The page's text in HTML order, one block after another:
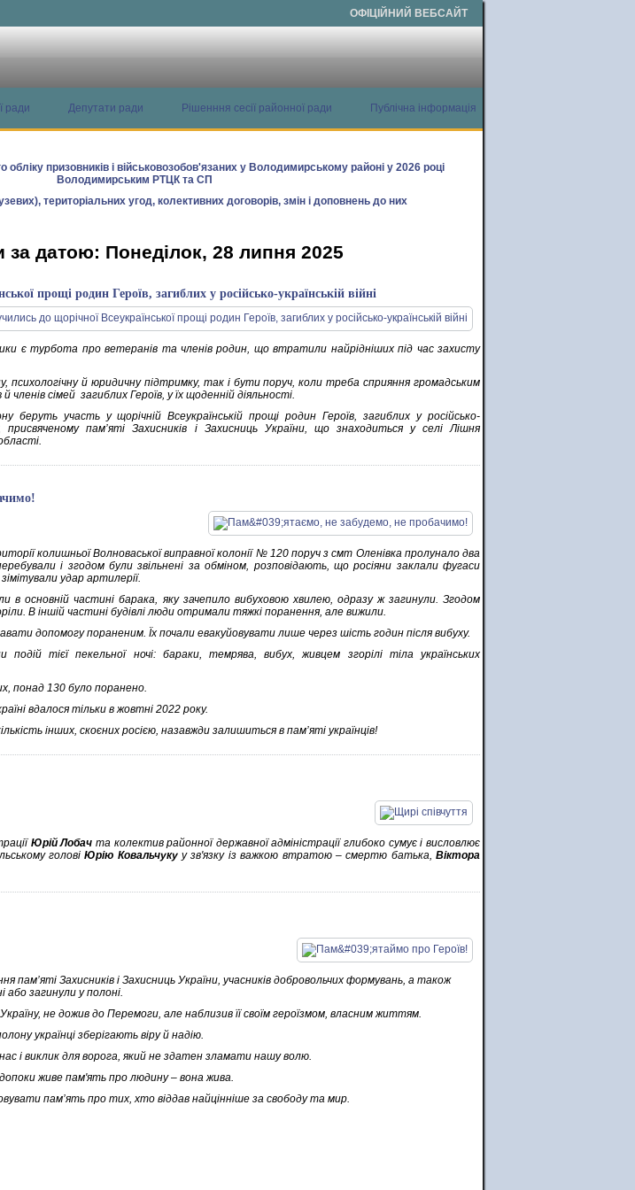
ОФІЦІЙНИЙ ВЕБСАЙТ
ради Депутати ради Рішенння сесії районної ради
Публічна інформація
обліку призовників і військовозобов'язаних у Володимирському районі у 2026 році
Володимирським РТЦК та СП
територіальних угод, колективних договорів, змін і доповнень до них
за датою: Понеділок, 28 липня 2025
прощі родин Героїв, загиблих у російсько-українській війні
є турбота про ветеранів та членів родин, що втратили найрідніших під час захисту
психологічну й юридичну підтримку, так і бути поруч, коли треба сприяння громадським
сімей загиблих Героїв, у їх щоденній діяльності.
участь у щорічній Всеукраїнській прощі родин Героїв, загиблих у російсько-
присвяченому пам’яті Захисників і Захисниць України, що знаходиться у селі Лішня
колишньої Волноваської виправної колонії № 120 поруч з смт Оленівка пролунало два
і згодом були звільнені за обміном, розповідають, що росіяни заклали фугаси
удар артилерії.
в основній частині барака, яку зачепило вибуховою хвилею, одразу ж загинули. Згодом
В іншій частині будівлі люди отримали тяжкі поранення, але вижили.
допомогу пораненим. Їх почали евакуйовувати лише через шість годин після вибуху.
тієї пекельної ночі: бараки, темрява, вибух, живцем згорілі тіла українських
понад 130 було поранено.
вдалося тільки в жовтні 2022 року.
інших, скоєних росією, назавжди залишиться в пам’яті українців!
Юрій Лобач та колектив районної державної адміністрації глибоко сумує і висловлює
головіЮрію Ковальчукуу зв'язку із важкою втратою – смертю батька, Віктора
пам’яті Захисників і Захисниць України, учасників добровольчих формувань, а також
або загинули у полоні.
не дожив до Перемоги, але наблизив її своїм героїзмом, власним життям.
українці зберігають віру й надію.
і виклик для ворога, який не здатен зламати нашу волю.
живе пам'ять про людину – вона жива.
пам’ять про тих, хто віддав найцінніше за свободу та мир.